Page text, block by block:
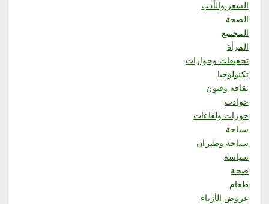
الشعر والأدب
الصحة
المجتمع
المرأة
تحقيقات وحوارات
تكنولوجيا
ثقافة وفنون
حوادث
حورات ولقاءات
سياحة
سياحة وطيران
سياسة
صحة
طعام
عروض الأزياء